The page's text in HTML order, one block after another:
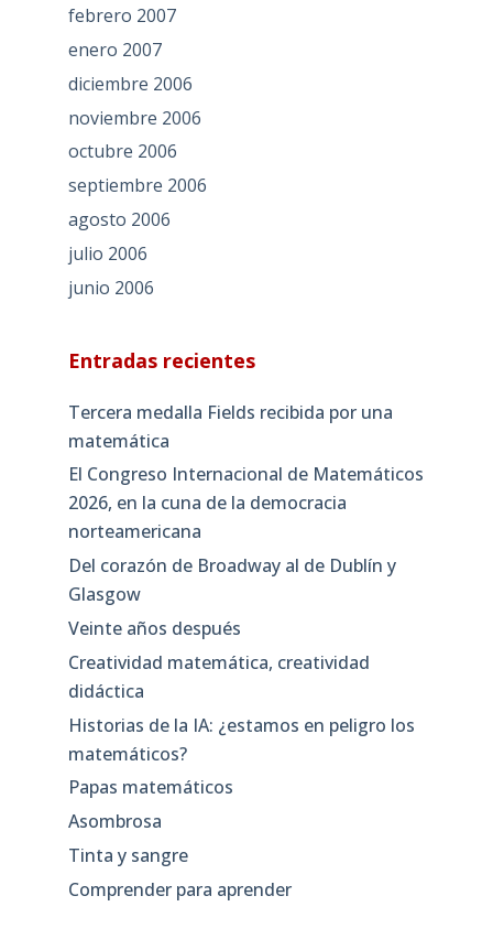
febrero 2007
enero 2007
diciembre 2006
noviembre 2006
octubre 2006
septiembre 2006
agosto 2006
julio 2006
junio 2006
Entradas recientes
Tercera medalla Fields recibida por una
matemática
El Congreso Internacional de Matemáticos
2026, en la cuna de la democracia
norteamericana
Del corazón de Broadway al de Dublín y
Glasgow
Veinte años después
Creatividad matemática, creatividad
didáctica
Historias de la IA: ¿estamos en peligro los
matemáticos?
Papas matemáticos
Asombrosa
Tinta y sangre
Comprender para aprender